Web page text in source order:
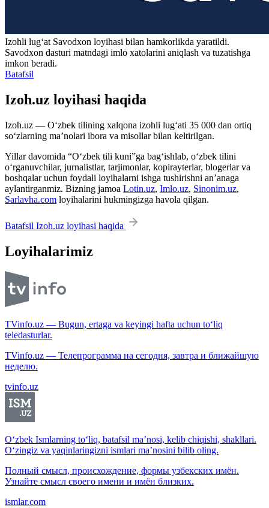
Izohli lugʻat Savodxon loyihasi bilan hamkorlikda yaratildi.
Savodxon dasturi matndagi imlo xatolarini aniqlash va tuzatishga
imkon beradi.
Batafsil
Izoh.uz loyihasi haqida
Izoh.uz — O‘zbek tilining xalqona izohli lug‘ati 35 000 dan ortiq
so‘zlarning ma’nolari ibora va misollar bilan keltirilgan.
Yillar davomida “O‘zbek tili kuni”ga bag‘ishlab, o‘zbek tilini
o‘rganuvchilar, jurnalistlar, tarjimonlar, kopirayterlar, blogerlar va
boshqalar uchun foydali loyihalarni ishga tushirishni an’anaga
aylantirganmiz. Bizning jamoa Lotin.uz, Imlo.uz, Sinonim.uz,
Sarlavha.com loyihalarini hukmingizga havola qilgan.
Batafsil Izoh.uz loyihasi haqida
Loyihalarimiz
TVinfo.uz — Bugun, ertaga va keyingi hafta uchun to‘liq
teledasturlar.
TVinfo.uz — Телепрограмма на сегодня, завтра и ближайшую
неделю.
tvinfo.uz
O‘zbek Ismlarning to‘liq, batafsil ma’nosi, kelib chiqishi, shakllari.
O‘zingiz va yaqinlaringizni ismlari ma’nosini bilib oling.
Полный смысл, происхождение, формы узбекских имён.
Узнайте смысл своего имени и имён близких.
ismlar.com